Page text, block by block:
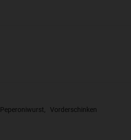
Vorderschinken